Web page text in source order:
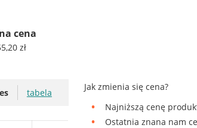
cena
zł
tabela
Jak zmienia się cena?
Najniższą cenę
Ostatnia znana nam